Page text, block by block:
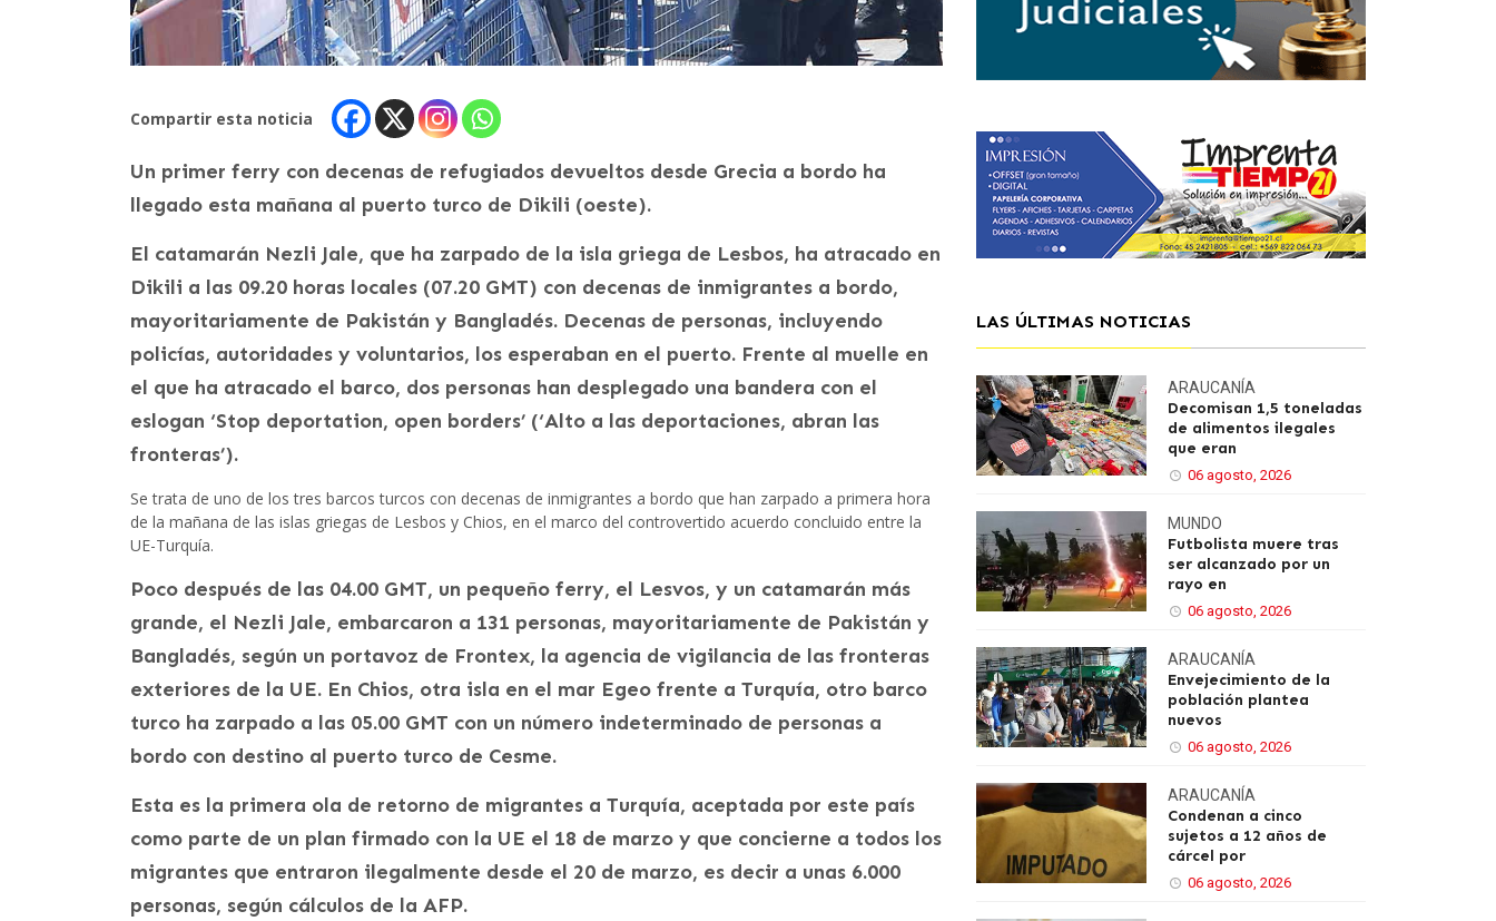
Compartir esta noticia
Un primer ferry con decenas de refugiados devueltos desde Grecia a bordo ha
llegado esta mañana al puerto turco de Dikili (oeste).
El catamarán Nezli Jale, que ha zarpado de la isla griega de Lesbos, ha atracado en
Dikili a las 09.20 horas locales (07.20 GMT) con decenas de inmigrantes a bordo,
mayoritariamente de Pakistán y Bangladés. Decenas de personas, incluyendo
policías, autoridades y voluntarios, los esperaban en el puerto. Frente al muelle en
el que ha atracado el barco, dos personas han desplegado una bandera con el
eslogan ‘Stop deportation, open borders’ (‘Alto a las deportaciones, abran las
fronteras’).
Se trata de uno de los tres barcos turcos con decenas de inmigrantes a bordo que han zarpado a primera hora
de la mañana de las islas griegas de Lesbos y Chios, en el marco del controvertido acuerdo concluido entre la
UE-Turquía.
Poco después de las 04.00 GMT, un pequeño ferry, el Lesvos, y un catamarán más
grande, el Nezli Jale, embarcaron a 131 personas, mayoritariamente de Pakistán y
Bangladés, según un portavoz de Frontex, la agencia de vigilancia de las fronteras
exteriores de la UE. En Chios, otra isla en el mar Egeo frente a Turquía, otro barco
turco ha zarpado a las 05.00 GMT con un número indeterminado de personas a
bordo con destino al puerto turco de Cesme.
Esta es la primera ola de retorno de migrantes a Turquía, aceptada por este país
como parte de un plan firmado con la UE el 18 de marzo y que concierne a todos los
migrantes que entraron ilegalmente desde el 20 de marzo, es decir a unas 6.000
personas, según cálculos de la AFP.
LAS ÚLTIMAS NOTICIAS
ARAUCANÍA
Decomisan 1,5 toneladas
de alimentos ilegales
que eran
06 agosto, 2026
MUNDO
Futbolista muere tras
ser alcanzado por un
rayo en
06 agosto, 2026
ARAUCANÍA
Envejecimiento de la
población plantea
nuevos
06 agosto, 2026
ARAUCANÍA
Condenan a cinco
sujetos a 12 años de
cárcel por
06 agosto, 2026